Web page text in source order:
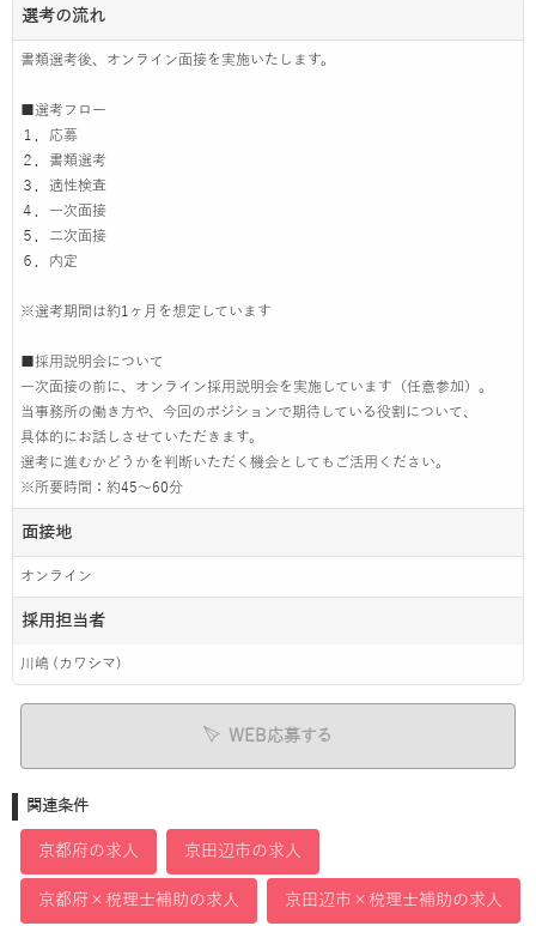
選考の流れ
書類選考後、オンライン面接を実施いたします。
■選考フロー
１．応募
２．書類選考
３．適性検査
４．一次面接
５．二次面接
６．内定
※選考期間は約1ヶ月を想定しています
■採用説明会について
一次面接の前に、オンライン採用説明会を実施しています（任意参加）。
当事務所の働き方や、今回のポジションで期待している役割について、
具体的にお話しさせていただきます。
選考に進むかどうかを判断いただく機会としてもご活用ください。
※所要時間：約45〜60分
面接地
オンライン
採用担当者
川嶋 (カワシマ)
WEB応募する
関連条件
京都府の求人 京田辺市の求人
京都府×税理士補助の求人 京田辺市×税理士補助の求人